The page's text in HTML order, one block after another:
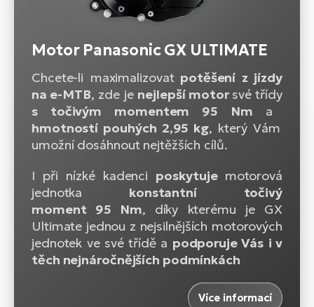
Motor Panasonic GX ULTIMATE
Chcete-li maximalizovatpotěšení z jízdy
na e-MTB, zde je nejlepší motorsvé třídy
s točivým momentem 95 Nm a
hmotností pouhých 2,95 kg, který Vám
umožní dosáhnout nejtěžších cílů.
I při nízké kadenci poskytuje motorová
jednotka konstantní točivý
moment 95 Nm, díky kterému je GX
Ultimate jednou z nejsilnějších motorových
jednotek ve své třídě a podporuje Vás i v
těch nejnáročnějších podmínkách
Více informací